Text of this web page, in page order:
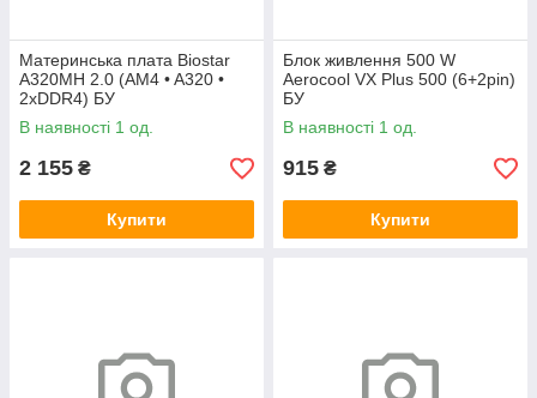
Материнська плата Biostar
A320MH 2.0 (AM4 • A320 •
2xDDR4) БУ
В наявності 1 од.
2 155 ₴
Купити
Блок живлення 500 W
Aerocool VX Plus 500 (6+2pin)
БУ
В наявності 1 од.
915 ₴
Купити